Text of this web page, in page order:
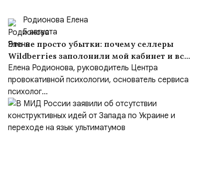
Родионова Елена
5 августа
Это не просто убытки: почему селлеры
Wildberries заполонили мой кабинет и всю
запись в Секвойе
Елена Родионова, руководитель Центра
провокативной психологии, основатель сервиса
психолог...